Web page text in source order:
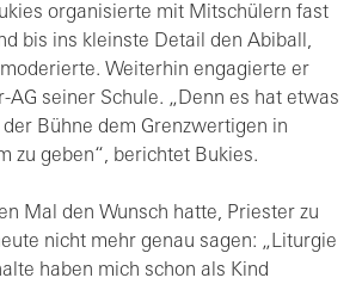
organisierte mit Mitschülern fast
bis ins kleinste Detail den Abiball,
Weiterhin engagierte er
AG seiner Schule. „Denn es hat etwas
Bühne dem Grenzwertigen in
zu geben“, berichtet Bukies.
Mal den Wunsch hatte, Priester zu
nicht mehr genau sagen: „Liturgie
haben mich schon als Kind